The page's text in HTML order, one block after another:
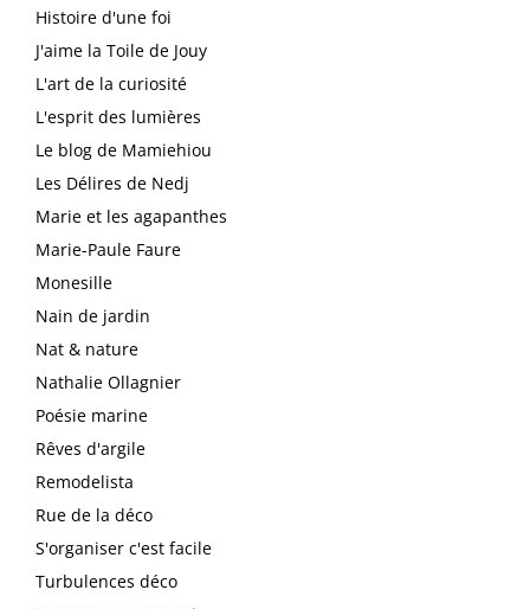
Histoire d'une foi
J'aime la Toile de Jouy
L'art de la curiosité
L'esprit des lumières
Le blog de Mamiehiou
Les Délires de Nedj
Marie et les agapanthes
Marie-Paule Faure
Monesille
Nain de jardin
Nat & nature
Nathalie Ollagnier
Poésie marine
Rêves d'argile
Remodelista
Rue de la déco
S'organiser c'est facile
Turbulences déco